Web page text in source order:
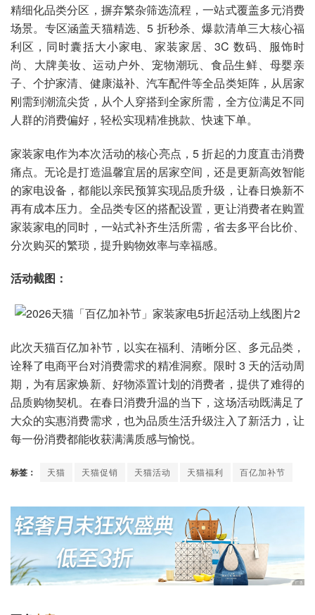
精细化品类分区，摒弃繁杂筛选流程，一站式覆盖多元消费
场景。专区涵盖天猫精选、5 折秒杀、爆款清单三大核心福
利区，同时囊括大小家电、家装家居、3C 数码、服饰时
尚、大牌美妆、运动户外、宠物潮玩、食品生鲜、母婴亲
子、个护家清、健康滋补、汽车配件等全品类矩阵，从居家
刚需到潮流尖货，从个人穿搭到全家所需，全方位满足不同
人群的消费偏好，轻松实现精准挑款、快速下单。
家装家电作为本次活动的核心亮点，5 折起的力度直击消费
痛点。无论是打造温馨宜居的居家空间，还是更新高效智能
的家电设备，都能以亲民预算实现品质升级，让春日焕新不
再有成本压力。全品类专区的搭配设置，更让消费者在购置
家装家电的同时，一站式补齐生活所需，省去多平台比价、
分次购买的繁琐，提升购物效率与幸福感。
活动截图：
此次天猫百亿加补节，以实在福利、清晰分区、多元品类，
诠释了电商平台对消费需求的精准洞察。限时 3 天的活动周
期，为有居家焕新、好物添置计划的消费者，提供了难得的
品质购物契机。在春日消费升温的当下，这场活动既满足了
大众的实惠消费需求，也为品质生活升级注入了新活力，让
每一份消费都能收获满满质感与愉悦。
标签： 天猫 天猫促销 天猫活动 天猫福利 百亿加补节